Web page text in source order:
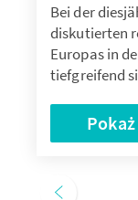
Bei der
diskutierten
Europas in
tiefgreifend